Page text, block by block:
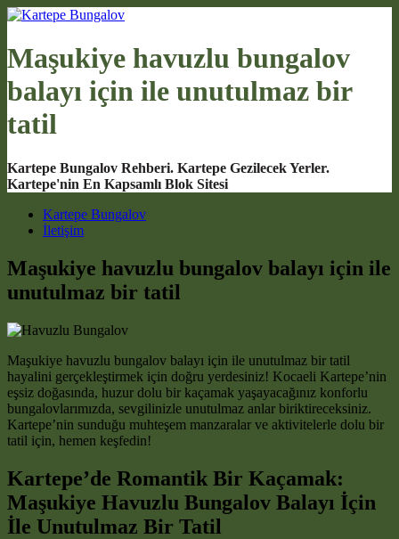
Maşukiye havuzlu bungalov
balayı için ile unutulmaz bir
tatil
Kartepe Bungalov Rehberi. Kartepe Gezilecek Yerler.
Kartepe'nin En Kapsamlı Blok Sitesi
Main Navigation
Kartepe Bungalov
İletişim
Maşukiye havuzlu bungalov balayı için ile
unutulmaz bir tatil
Maşukiye havuzlu bungalov balayı için ile unutulmaz bir tatil
hayalini gerçekleştirmek için doğru yerdesiniz! Kocaeli Kartepe’nin
eşsiz doğasında, huzur dolu bir kaçamak yaşayacağınız konforlu
bungalovlarımızda, sevgilinizle unutulmaz anlar biriktireceksiniz.
Kartepe’nin sunduğu muhteşem manzaralar ve aktivitelerle dolu bir
tatil için, hemen keşfedin!
Kartepe’de Romantik Bir Kaçamak:
Maşukiye Havuzlu Bungalov Balayı İçin
İle Unutulmaz Bir Tatil